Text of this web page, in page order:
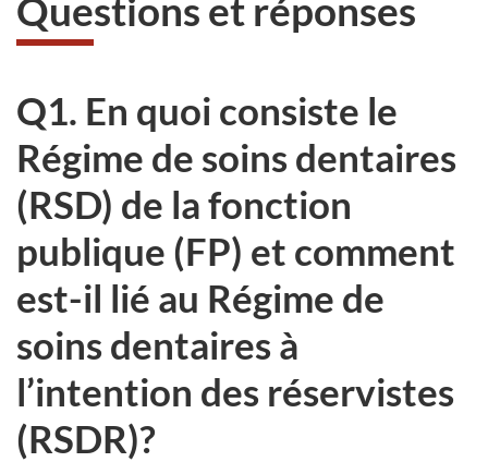
site
web,
Questions et réponses
Q1. En quoi consiste le
Régime de soins dentaires
(RSD) de la fonction
publique (FP) et comment
est-il lié au Régime de
soins dentaires à
l’intention des réservistes
(RSDR)?